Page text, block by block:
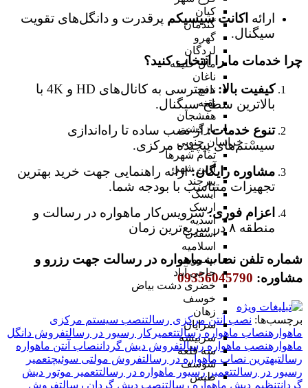
کیان
گندمان
گهرو
لردگان
مال خلیفه
ناغان
نافچ
نقنه
هفشجان
بازگشت
خراسان جنوبی
تمام شهر‌ها
آرین شهر
بیرجند
آیسک
ارسک
اسدیه
اسفدن
اسلامیه
بشرویه
حاجی آباد
خضری دشت بیاض
خوسف
زهان
سرایان
سربیشه
سه قلعه
شوسف
طبس
ارائه اکانت سیسیکمپرقدرت و دانگل‌های تقویت
سیگنال.
چرا خدمات ما را انتخاب کنید؟
کیفیت بالا:
دسترسی به کانال‌های HD و 4K با
بالاترین سطح سیگنال.
تنوع خدمات:از نصب ساده تا راه‌اندازی
سیستم‌های پیچیده مرکزی.
مشاوره رایگان:ارائه راهنمایی جهت خرید بهترین
تجهیزات متناسب با بودجه شما.
اعزام فوری:سرویس‌کار ماهواره در رسالت و
منطقه ۸ در سریع‌ترین زمان
شماره تلفن نصاب ماهواره در رسالت جهت رزرو و
مشاوره: 09356045790
برچسب‌ها: نصب آنتن مرکزی رسالتنصب سیستم مرکزی
ماهوارهنصاب ماهواره رسالتتعمیرکار رسیور در رسالتفروش دانگل
ماهوارهنصب ماهواره رسالتفروش دیش گردان نصاب آنتن ماهواره
رسالتبهترین نصاب ماهواره در رسالتفروش مولتی سوئیچتعمیر
رسیور در رسالتتعمیر رسیور ماهواره در رسالتتعمیر موتور دیش
گردان تنظیم دیش ماهواره رسالتنصب دیش گردان رسالتفروش